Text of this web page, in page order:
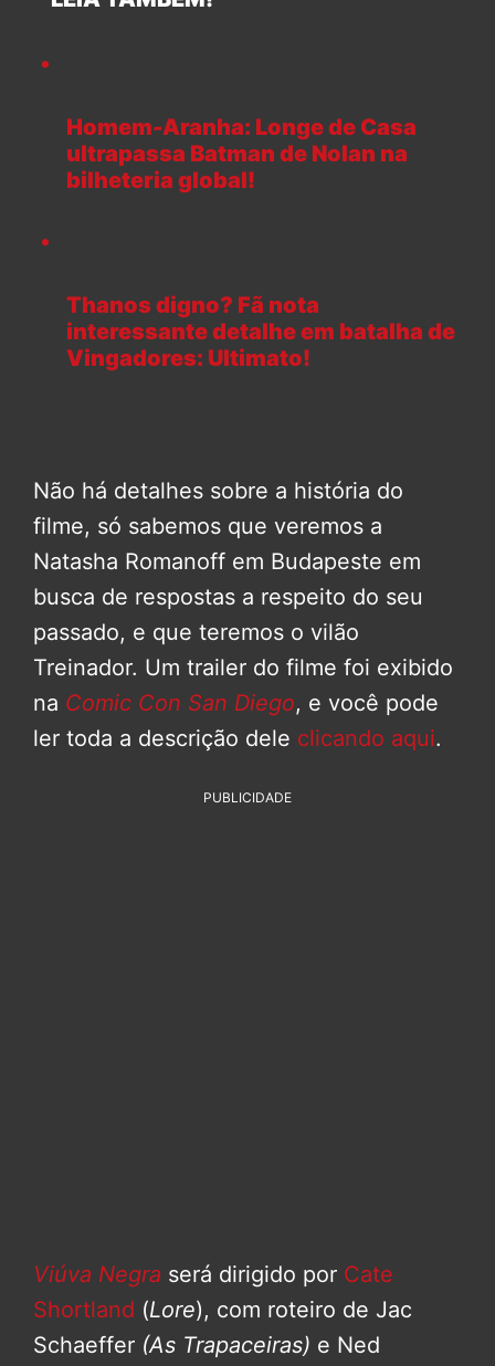
Homem-Aranha: Longe de Casa
ultrapassa Batman de Nolan na
bilheteria global!
Thanos digno? Fã nota
interessante detalhe em batalha de
Vingadores: Ultimato!
Não há detalhes sobre a história do
filme, só sabemos que veremos a
Natasha Romanoff em Budapeste em
busca de respostas a respeito do seu
passado, e que teremos o vilão
Treinador. Um trailer do filme foi exibido
na Comic Con San Diego, e você pode
ler toda a descrição dele clicando aqui.
PUBLICIDADE
Viúva Negra será dirigido por Cate
Shortland (Lore), com roteiro de Jac
Schaeffer (As Trapaceiras) e Ned